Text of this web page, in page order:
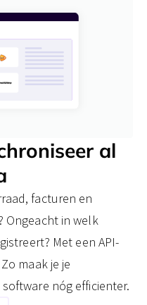
al
facturen en
Ongeacht in welk
Met een API-
maak je je
nóg efficienter.